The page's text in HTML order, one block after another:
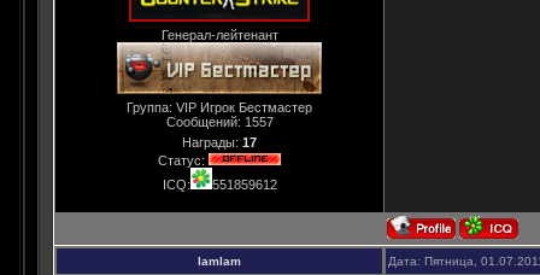
Генерал-лейтенант
Группа: VIP Игрок Бестмастер
Сообщений: 1557
Награды: 17
Статус:
ICQ:
551859612
lamlam Дата: Пятница,